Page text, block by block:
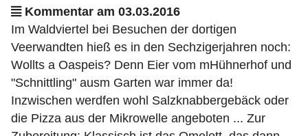
Kommentar am 03.03.2016
Im Waldviertel bei Besuchen der dortigen
Veerwandten hieß es in den Sechzigerjahren noch:
Wollts a Oaspeis? Denn Eier vom mHühnerhof und
"Schnittling" ausm Garten war immer da!
Inzwischen werdfen wohl Salzknabbergebäck oder
die Pizza aus der Mikrowelle angeboten ... Zur